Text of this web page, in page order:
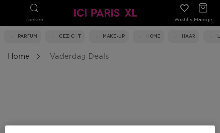
Zoeken WishlistMandje
PARFUM GEZICHT MAKE-UP HOME HAAR
Home Vaderdag Deals